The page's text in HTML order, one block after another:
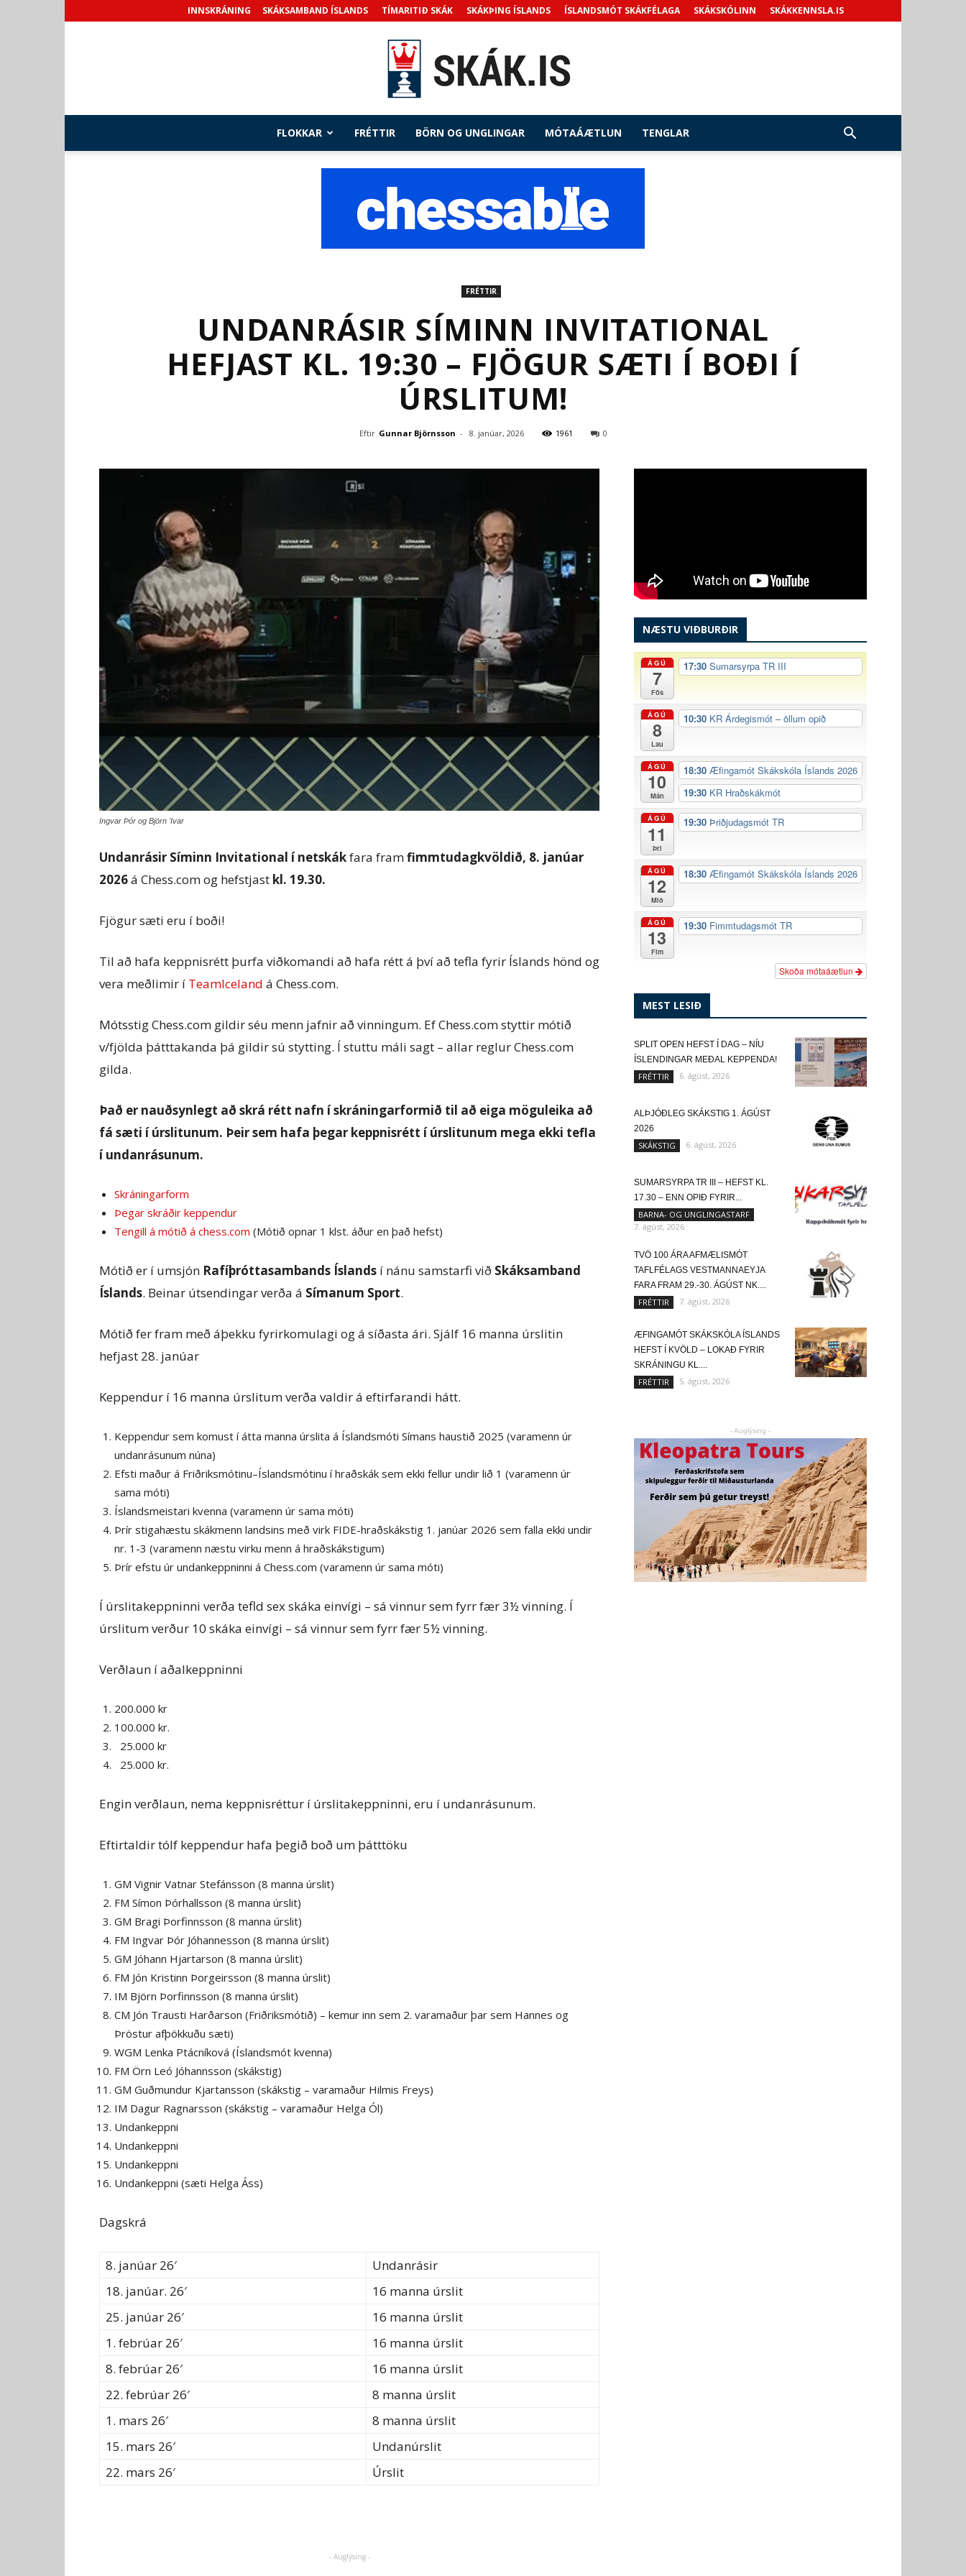
INNSKRÁNING SKÁKSAMBAND ÍSLANDS TÍMARITIÐ SKÁK SKÁKÞING ÍSLANDS ÍSLANDSMÓT SKÁKFÉLAGA SKÁKSKÓLINN SKÁKKENNSLA.IS
FLOKKAR FRÉTTIR BÖRN OG UNGLINGAR MÓTAÁÆTLUN TENGLAR
FRÉTTIR
UNDANRÁSIR SÍMINN INVITATIONAL
HEFJAST KL. 19:30 – FJÖGUR SÆTI Í BOÐI Í
ÚRSLITUM!
Eftir Gunnar Björnsson - 8. janúar, 2026 1961 0
Ingvar Þór og Björn 'Ivar
Undanrásir Síminn Invitational í netskákfara framfimmtudagkvöldið, 8. janúar
2026á Chess.com og hefstjast kl. 19.30.
Fjögur sæti eru í boði!
Til að hafa keppnisrétt þurfa viðkomandi að hafa rétt á því að tefla fyrir Íslands hönd og
vera meðlimir í TeamIceland á Chess.com.
Mótsstig Chess.com gildir séu menn jafnir að vinningum. Ef Chess.com styttir mótið
v/fjölda þátttakanda þá gildir sú stytting. Í stuttu máli sagt – allar reglur Chess.com
gilda.
Það er nauðsynlegt að skrá rétt nafn í skráningarformið til að eiga möguleika að
fá sæti í úrslitunum. Þeir sem hafa þegar keppnisrétt í úrslitunum mega ekki tefla
í undanrásunum.
Skráningarform
Þegar skráðir keppendur
Tengill á mótið á chess.com (Mótið opnar 1 klst. áður en það hefst)
Mótið er í umsjón Rafíþróttasambands Íslands í nánu samstarfi við Skáksamband
Íslands. Beinar útsendingar verða á Símanum Sport.
Mótið fer fram með áþekku fyrirkomulagi og á síðasta ári. Sjálf 16 manna úrslitin
hefjast 28. janúar
Keppendur í 16 manna úrslitum verða valdir á eftirfarandi hátt.
Keppendur sem komust í átta manna úrslita á Íslandsmóti Símans haustið 2025 (varamenn úr
undanrásunum núna)
Efsti maður á Friðriksmótinu–Íslandsmótinu í hraðskák sem ekki fellur undir lið 1 (varamenn úr
sama móti)
Íslandsmeistari kvenna (varamenn úr sama móti)
Þrír stigahæstu skákmenn landsins með virk FIDE-hraðskákstig 1. janúar 2026 sem falla ekki undir
nr. 1-3 (varamenn næstu virku menn á hraðskákstigum)
Þrír efstu úr undankeppninni á Chess.com (varamenn úr sama móti)
Í úrslitakeppninni verða tefld sex skáka einvígi – sá vinnur sem fyrr fær 3½ vinning. Í
úrslitum verður 10 skáka einvígi – sá vinnur sem fyrr fær 5½ vinning.
Verðlaun í aðalkeppninni
200.000 kr
100.000 kr.
25.000 kr
25.000 kr.
Engin verðlaun, nema keppnisréttur í úrslitakeppninni, eru í undanrásunum.
Eftirtaldir tólf keppendur hafa þegið boð um þátttöku
GM Vignir Vatnar Stefánsson (8 manna úrslit)
FM Símon Þórhallsson (8 manna úrslit)
GM Bragi Þorfinnsson (8 manna úrslit)
FM Ingvar Þór Jóhannesson (8 manna úrslit)
GM Jóhann Hjartarson (8 manna úrslit)
FM Jón Kristinn Þorgeirsson (8 manna úrslit)
IM Björn Þorfinnsson (8 manna úrslit)
CM Jón Trausti Harðarson (Friðriksmótið) – kemur inn sem 2. varamaður þar sem Hannes og
Þröstur afþökkuðu sæti)
WGM Lenka Ptácníková (Íslandsmót kvenna)
FM Örn Leó Jóhannsson (skákstig)
GM Guðmundur Kjartansson (skákstig – varamaður Hilmis Freys)
IM Dagur Ragnarsson (skákstig – varamaður Helga Ól)
Undankeppni
Undankeppni
Undankeppni
Undankeppni (sæti Helga Áss)
Dagskrá
8. janúar 26′
Undanrásir
18. janúar. 26′
16 manna úrslit
25. janúar 26′
16 manna úrslit
1. febrúar 26′
16 manna úrslit
8. febrúar 26′
16 manna úrslit
22. febrúar 26′
8 manna úrslit
1. mars 26′
8 manna úrslit
15. mars 26′
Undanúrslit
22. mars 26′
Úrslit
- Auglýsing -
NÆSTU VIÐBURÐIR
ÁGÚ
7
Fös
17:30 Sumarsyrpa TR III
ÁGÚ
8
Lau
10:30 KR Árdegismót – öllum opið
ÁGÚ
10
Mán
18:30 Æfingamót Skákskóla Íslands 2026
19:30 KR Hraðskákmót
ÁGÚ
11
Þri
19:30 Þriðjudagsmót TR
ÁGÚ
12
Mið
18:30 Æfingamót Skákskóla Íslands 2026
ÁGÚ
13
Fim
19:30 Fimmtudagsmót TR
Skoða mótaáætlun
MEST LESIÐ
SPLIT OPEN HEFST Í DAG – NÍU
ÍSLENDINGAR MEÐAL KEPPENDA!
FRÉTTIR 6. ágúst, 2026
ALÞJÓÐLEG SKÁKSTIG 1. ÁGÚST
2026
SKÁKSTIG 6. ágúst, 2026
SUMARSYRPA TR III – HEFST KL.
17.30 – ENN OPIÐ FYRIR...
BARNA- OG UNGLINGASTARF
7. ágúst, 2026
TVÖ 100 ÁRA AFMÆLISMÓT
TAFLFÉLAGS VESTMANNAEYJA
FARA FRAM 29.-30. ÁGÚST NK....
FRÉTTIR 7. ágúst, 2026
ÆFINGAMÓT SKÁKSKÓLA ÍSLANDS
HEFST Í KVÖLD – LOKAÐ FYRIR
SKRÁNINGU KL....
FRÉTTIR 5. ágúst, 2026
- Auglýsing -